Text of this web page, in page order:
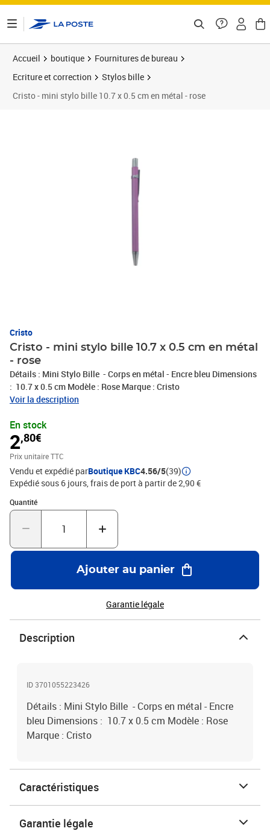
Accueil boutique
Fournitures de bureau
Ecriture et correction
Stylos bille
Cristo - mini stylo bille 10.7 x 0.5 cm en métal - rose
Cristo
Cristo - mini stylo bille 10.7 x 0.5 cm en métal
- rose
Détails : Mini Stylo Bille - Corps en métal - Encre bleu Dimensions
: 10.7 x 0.5 cm Modèle : Rose Marque : Cristo
Voir la description
En stock
2,80€
Prix unitaire TTC
Vendu et expédié parBoutique KBC4.56/5(39)
Expédié sous 6 jours, frais de port à partir de 2,90 €
Quantité
Quantité : 1
Ajouter au panier
Garantie légale
Description
ID 3701055223426
Détails : Mini Stylo Bille - Corps en métal - Encre
bleu Dimensions : 10.7 x 0.5 cm Modèle : Rose
Marque : Cristo
Caractéristiques
Garantie légale